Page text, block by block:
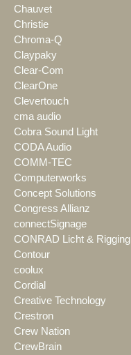
Chauvet
Christie
Chroma-Q
Claypaky
Clear-Com
ClearOne
Clevertouch
cma audio
Cobra Sound Light
CODA Audio
COMM-TEC
Computerworks
Concept Solutions
Congress Allianz
connectSignage
CONRAD Licht & Rigging
Contour
coolux
Cordial
Creative Technology
Crestron
Crew Nation
CrewBrain